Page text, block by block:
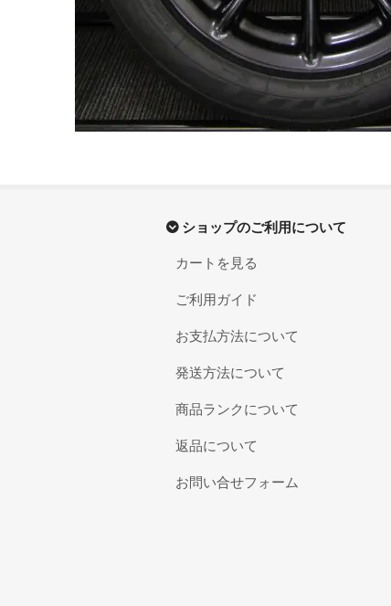
ショップのご利用について
カートを見る
ご利用ガイド
お支払方法について
発送方法について
商品ランクについて
返品について
お問い合せフォーム